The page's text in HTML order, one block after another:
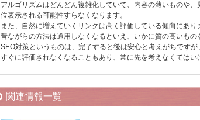
アルゴリズムはどんどん複雑化していて、内容の薄いものや
位表示される可能性すらなくなります。
また、自然に増えていくリンクは高く評価している傾向にあり
昔ながらの方法は通用しなくなるといえ、いかに質の高いもの
SEO対策というものは、完了すると後は安心と考えがちですが
すぐに評価されなくなることもあり、常に先を考えなくてはい
関連情報一覧